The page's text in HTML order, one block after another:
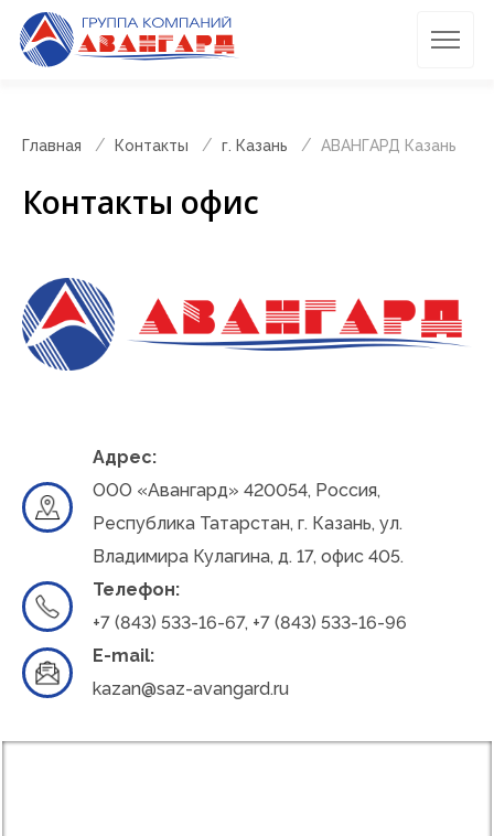
Главная Контакты г. Казань АВАНГАРД Казань
Контакты офис
Адрес:
ООО «Авангард» 420054, Россия,
Республика Татарстан, г. Казань, ул.
Владимира Кулагина, д. 17, офис 405.
Телефон:
+7 (843) 533-16-67, +7 (843) 533-16-96
E-mail:
kazan@saz-avangard.ru